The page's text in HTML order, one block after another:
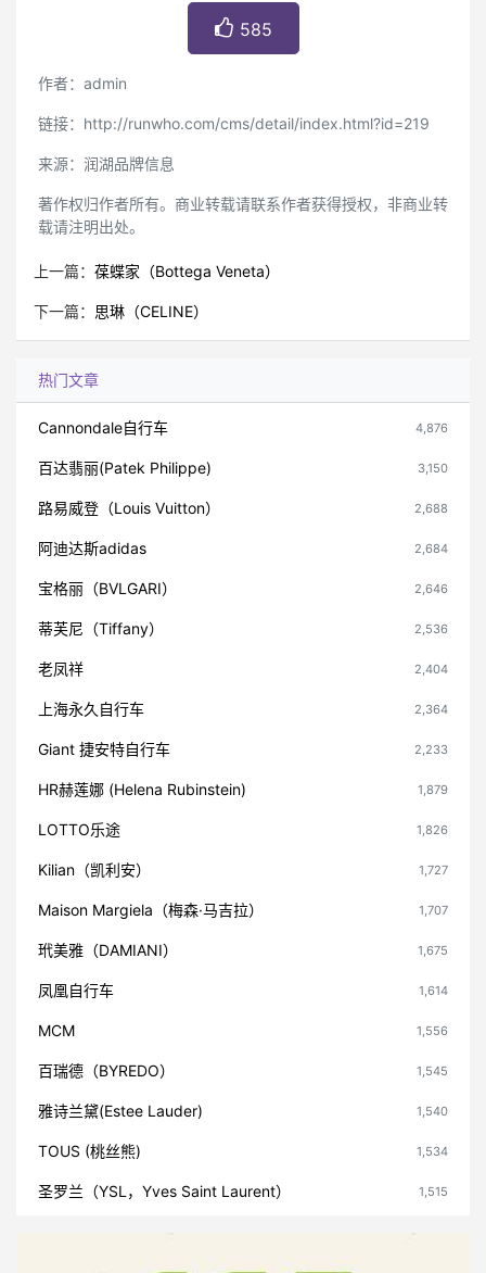
585
作者：admin
链接：http://runwho.com/cms/detail/index.html?id=219
来源：润湖品牌信息
著作权归作者所有。商业转载请联系作者获得授权，非商业转
载请注明出处。
上一篇： 葆蝶家（Bottega Veneta）
下一篇： 思琳（CELINE）
热门文章
Cannondale自行车 4,876
百达翡丽(Patek Philippe) 3,150
路易威登（Louis Vuitton） 2,688
阿迪达斯adidas 2,684
宝格丽（BVLGARI） 2,646
蒂芙尼（Tiffany） 2,536
老凤祥 2,404
上海永久自行车 2,364
Giant 捷安特自行车 2,233
HR赫莲娜 (Helena Rubinstein) 1,879
LOTTO乐途 1,826
Kilian（凯利安） 1,727
Maison Margiela（梅森·马吉拉） 1,707
玳美雅（DAMIANI） 1,675
凤凰自行车 1,614
MCM 1,556
百瑞德（BYREDO） 1,545
雅诗兰黛(Estee Lauder) 1,540
TOUS (桃丝熊) 1,534
圣罗兰（YSL，Yves Saint Laurent） 1,515